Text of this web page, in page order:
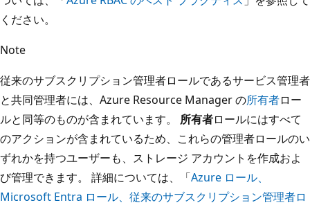
ください。
Note
従来のサブスクリプション管理者ロールであるサービス管理者
と共同管理者には、Azure Resource Manager の所有者ロー
ルと同等のものが含まれています。 所有者ロールにはすべて
のアクションが含まれているため、これらの管理者ロールのい
ずれかを持つユーザーも、ストレージ アカウントを作成およ
び管理できます。 詳細については、「Azure ロール、
Microsoft Entra ロール、従来のサブスクリプション管理者ロ